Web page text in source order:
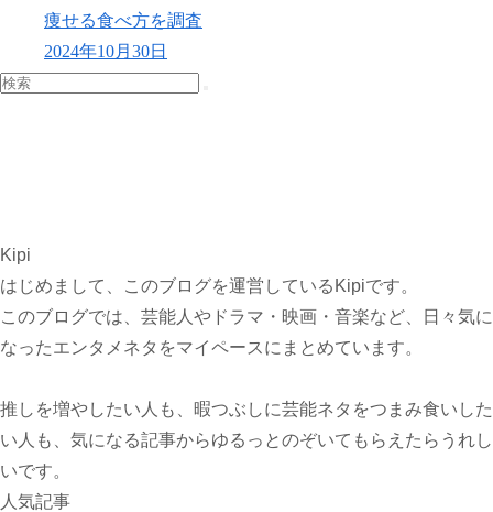
痩せる食べ方を調査
2024年10月30日
Kipi
はじめまして、このブログを運営しているKipiです。
このブログでは、芸能人やドラマ・映画・音楽など、日々気に
なったエンタメネタをマイペースにまとめています。
推しを増やしたい人も、暇つぶしに芸能ネタをつまみ食いした
い人も、気になる記事からゆるっとのぞいてもらえたらうれし
いです。
人気記事